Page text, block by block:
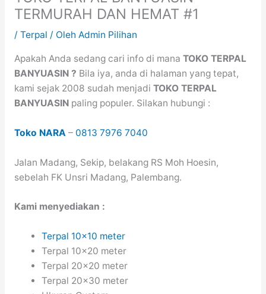
TERMURAH DAN HEMAT #1
/ Terpal / Oleh Admin Pilihan
Apakah Anda sedang cari info di mana TOKO TERPAL
BANYUASIN ? Bila iya, anda di halaman yang tepat,
kami sejak 2008 sudah menjadi TOKO TERPAL
BANYUASINpaling populer. Silakan hubungi :
Toko NARA – 0813 7976 7040
Jalan Madang, Sekip, belakang RS Moh Hoesin,
sebelah FK Unsri Madang, Palembang.
Kami menyediakan :
Terpal 10×10 meter
Terpal 10×20 meter
Terpal 20×20 meter
Terpal 20×30 meter